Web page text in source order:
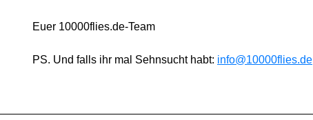
Euer 10000flies.de-Team
PS. Und falls ihr mal Sehnsucht habt: info@10000flies.de